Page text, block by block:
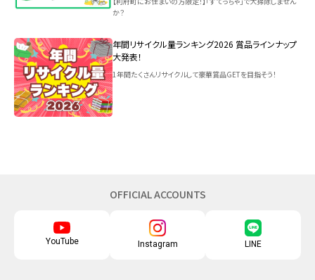
か？
年間リサイクル量ランキング2026 賞品ラインナップ
大発表！
1年間たくさんリサイクルして豪華賞品GETを目指そう！
OFFICIAL ACCOUNTS
YouTube Instagram LINE